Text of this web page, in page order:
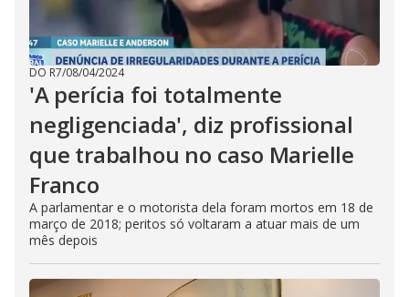
DO R7/08/04/2024
'A perícia foi totalmente
negligenciada', diz profissional
que trabalhou no caso Marielle
Franco
A parlamentar e o motorista dela foram mortos em 18 de
março de 2018; peritos só voltaram a atuar mais de um
mês depois